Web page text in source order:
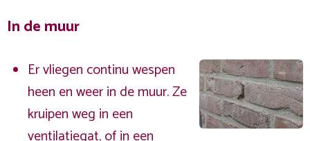
In de muur
Er vliegen continu wespen
heen en weer in de muur. Ze
kruipen weg in een